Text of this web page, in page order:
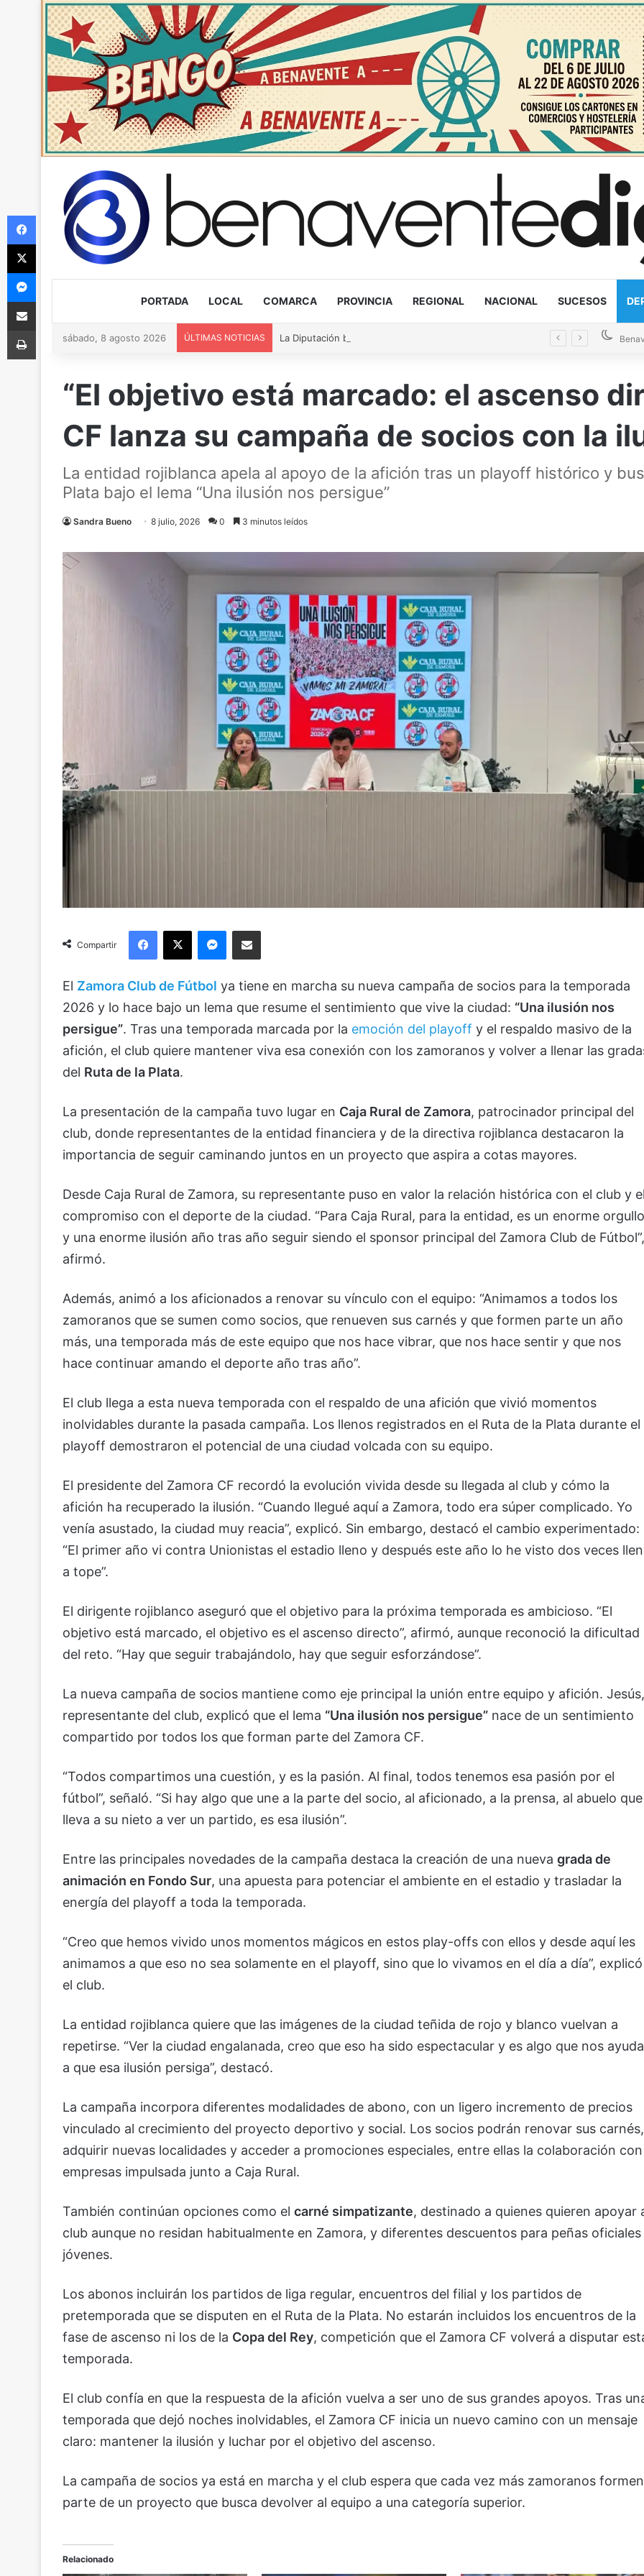
PORTADA LOCAL COMARCA PROVINCIA REGIONAL NACIONAL SUCESOS
sábado, 8 agosto 2026 ÚLTIMAS NOTICIAS
“El objetivo está marcado: el ascenso
CF lanza su campaña de socios con la
La entidad rojiblanca apela al apoyo de la afición tras un playoff histórico y
Plata bajo el lema “Una ilusión nos persigue”
Sandra Bueno 8 julio, 2026 0 3 minutos leídos
Compartir
Facebook
X Messenger
Compartir via Email
El Zamora Club de Fútbol ya tiene en marcha su nueva campaña de socios para la temporada
2026 y lo hace bajo un lema que resume el sentimiento que vive la ciudad: “Una ilusión nos
persigue”. Tras una temporada marcada por la emoción del playoff y el respaldo masivo de la
afición, el club quiere mantener viva esa conexión con los zamoranos y volver a llenar las
del Ruta de la Plata.
La presentación de la campaña tuvo lugar en Caja Rural de Zamora, patrocinador principal del
club, donde representantes de la entidad financiera y de la directiva rojiblanca destacaron la
importancia de seguir caminando juntos en un proyecto que aspira a cotas mayores.
Desde Caja Rural de Zamora, su representante puso en valor la relación histórica con el club y
compromiso con el deporte de la ciudad. “Para Caja Rural, para la entidad, es un enorme orgullo
y una enorme ilusión año tras año seguir siendo el sponsor principal del Zamora Club de Fútbol”,
afirmó.
Además, animó a los aficionados a renovar su vínculo con el equipo: “Animamos a todos los
zamoranos que se sumen como socios, que renueven sus carnés y que formen parte un año
más, una temporada más de este equipo que nos hace vibrar, que nos hace sentir y que nos
hace continuar amando el deporte año tras año”.
El club llega a esta nueva temporada con el respaldo de una afición que vivió momentos
inolvidables durante la pasada campaña. Los llenos registrados en el Ruta de la Plata durante el
playoff demostraron el potencial de una ciudad volcada con su equipo.
El presidente del Zamora CF recordó la evolución vivida desde su llegada al club y cómo la
afición ha recuperado la ilusión. “Cuando llegué aquí a Zamora, todo era súper complicado. Yo
venía asustado, la ciudad muy reacia”, explicó. Sin embargo, destacó el cambio experimentado:
“El primer año vi contra Unionistas el estadio lleno y después este año lo he visto dos veces
a tope”.
El dirigente rojiblanco aseguró que el objetivo para la próxima temporada es ambicioso. “El
objetivo está marcado, el objetivo es el ascenso directo”, afirmó, aunque reconoció la dificultad
del reto. “Hay que seguir trabajándolo, hay que seguir esforzándose”.
La nueva campaña de socios mantiene como eje principal la unión entre equipo y afición. Jesús,
representante del club, explicó que el lema “Una ilusión nos persigue” nace de un sentimiento
compartido por todos los que forman parte del Zamora CF.
“Todos compartimos una cuestión, y es la pasión. Al final, todos tenemos esa pasión por el
fútbol”, señaló. “Si hay algo que une a la parte del socio, al aficionado, a la prensa, al abuelo que
lleva a su nieto a ver un partido, es esa ilusión”.
Entre las principales novedades de la campaña destaca la creación de una nueva grada de
animación en Fondo Sur, una apuesta para potenciar el ambiente en el estadio y trasladar la
energía del playoff a toda la temporada.
“Creo que hemos vivido unos momentos mágicos en estos play-offs con ellos y desde aquí les
animamos a que eso no sea solamente en el playoff, sino que lo vivamos en el día a día”, explicó
el club.
La entidad rojiblanca quiere que las imágenes de la ciudad teñida de rojo y blanco vuelvan a
repetirse. “Ver la ciudad engalanada, creo que eso ha sido espectacular y es algo que nos ayuda
a que esa ilusión persiga”, destacó.
La campaña incorpora diferentes modalidades de abono, con un ligero incremento de precios
vinculado al crecimiento del proyecto deportivo y social. Los socios podrán renovar sus carnés,
adquirir nuevas localidades y acceder a promociones especiales, entre ellas la colaboración con
empresas impulsada junto a Caja Rural.
También continúan opciones como el carné simpatizante, destinado a quienes quieren apoyar
club aunque no residan habitualmente en Zamora, y diferentes descuentos para peñas oficiales
jóvenes.
Los abonos incluirán los partidos de liga regular, encuentros del filial y los partidos de
pretemporada que se disputen en el Ruta de la Plata. No estarán incluidos los encuentros de la
fase de ascenso ni los de la Copa del Rey, competición que el Zamora CF volverá a disputar
temporada.
El club confía en que la respuesta de la afición vuelva a ser uno de sus grandes apoyos. Tras
temporada que dejó noches inolvidables, el Zamora CF inicia un nuevo camino con un mensaje
claro: mantener la ilusión y luchar por el objetivo del ascenso.
La campaña de socios ya está en marcha y el club espera que cada vez más zamoranos formen
parte de un proyecto que busca devolver al equipo a una categoría superior.
Relacionado
Facebook
X
Messenger
Compartir via Email